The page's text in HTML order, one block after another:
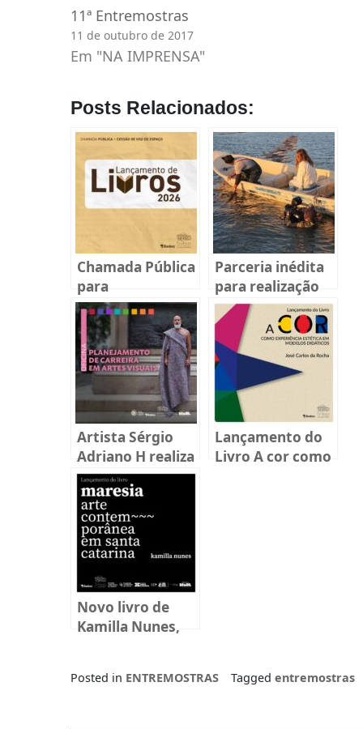
11ª Entremostras
11 de outubro de 2017
Em "NA IMPRENSA"
Posts Relacionados:
Chamada Pública
para
lançamentos de
livros 2026
Parceria inédita
para realização
da novela
“Terraforte”
Artista Sérgio
Adriano H realiza
oficina gratuita
na Fundação
Cultural Badesc
Lançamento do
Livro A cor como
Novo livro de
Kamilla Nunes,
em Santa
Posted in ENTREMOSTRAS Tagged entremostras